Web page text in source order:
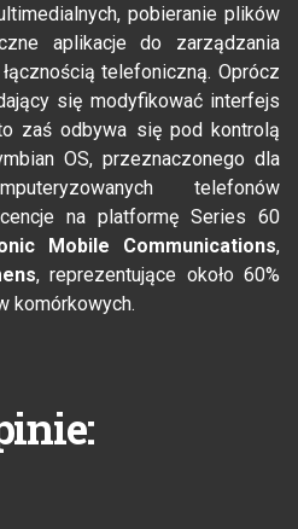
pobieranie plików
aplikacje do zarządzania
telefoniczną. Oprócz
się modyfikować interfejs
zaś odbywa się pod kontrolą
OS, przeznaczonego dla
telefonów
na platformę Series 60
Mobile Communications,
, reprezentujące około 60%
komórkowych.